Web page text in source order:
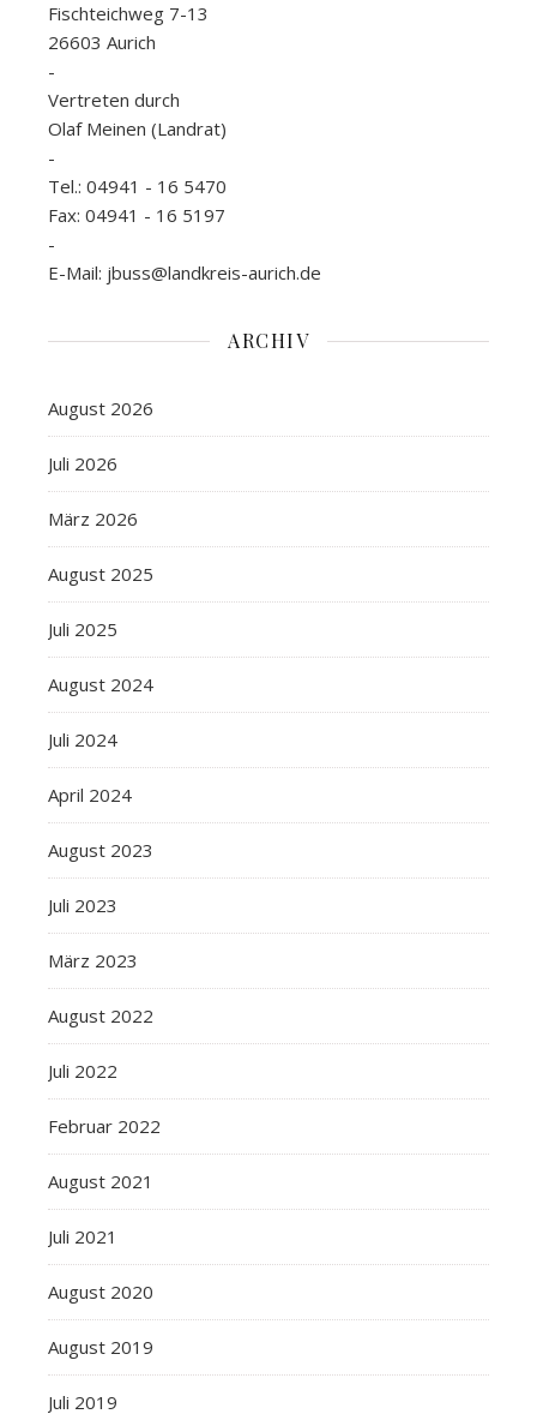
Fischteichweg 7-13
26603 Aurich
-
Vertreten durch
Olaf Meinen (Landrat)
-
Tel.: 04941 - 16 5470
Fax: 04941 - 16 5197
-
E-Mail: jbuss@landkreis-aurich.de
ARCHIV
August 2026
Juli 2026
März 2026
August 2025
Juli 2025
August 2024
Juli 2024
April 2024
August 2023
Juli 2023
März 2023
August 2022
Juli 2022
Februar 2022
August 2021
Juli 2021
August 2020
August 2019
Juli 2019